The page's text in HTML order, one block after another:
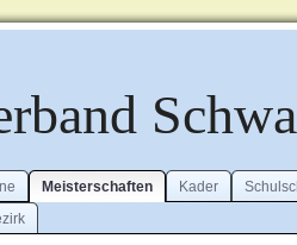
Meisterschaften Kader